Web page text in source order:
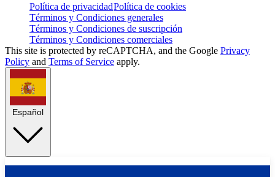
Política de privacidadPolítica de cookies
Términos y Condiciones generales
Términos y Condiciones de suscripción
Términos y Condiciones comerciales
This site is protected by reCAPTCHA, and the Google Privacy
Policy and Terms of Service apply.
Español